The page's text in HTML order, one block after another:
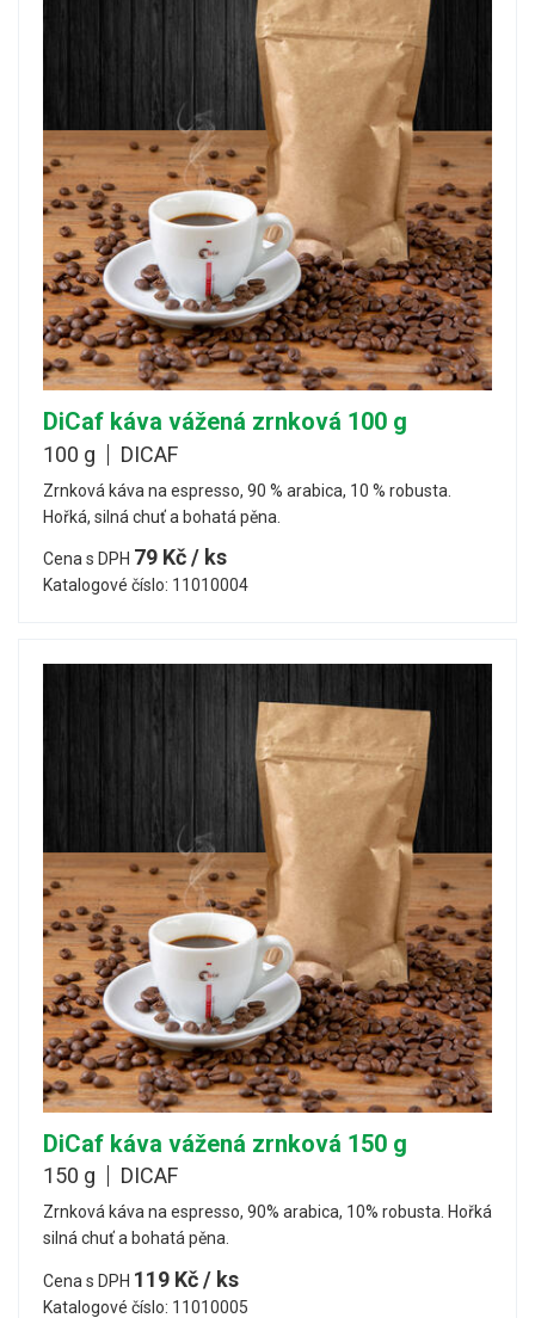
DiCaf káva vážená zrnková 100 g
100 g DICAF
Zrnková káva na espresso, 90 % arabica, 10 % robusta.
Hořká, silná chuť a bohatá pěna.
Cena s DPH 79 Kč / ks
Katalogové číslo: 11010004
DiCaf káva vážená zrnková 150 g
150 g DICAF
Zrnková káva na espresso, 90% arabica, 10% robusta. Hořká
silná chuť a bohatá pěna.
Cena s DPH 119 Kč / ks
Katalogové číslo: 11010005